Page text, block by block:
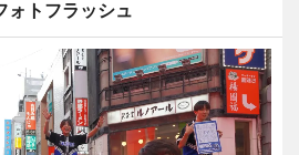
ォトフラッシュ